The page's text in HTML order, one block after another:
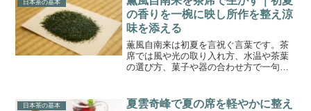
日本茶の基本
の香りを一椀に映し所作を整え涼
味を添える
薫風自南来は初夏を言祝ぐ言葉です。茶
席では風や光の取り入れ方、水温や茶葉
の選び方、菓子や器の合わせ方で一句の
でやさしく解説します。
日本茶の基本
夏雲奇峰で夏の席を軽やかに整え